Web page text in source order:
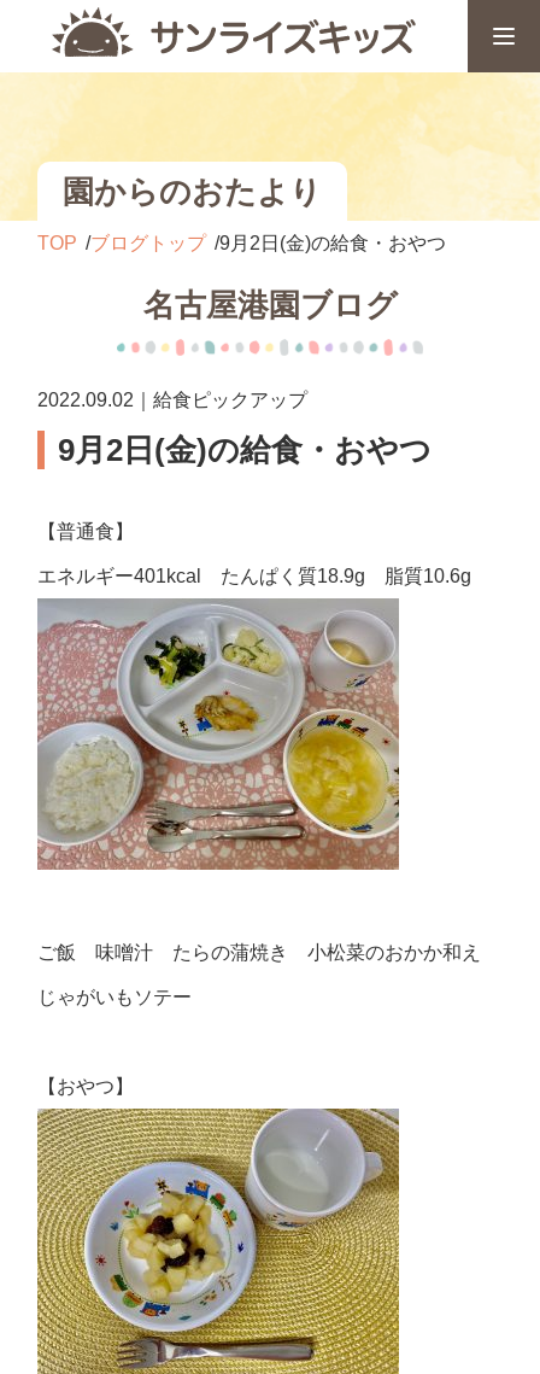
園からのおたより
TOP ブログトップ 9月2日(金)の給食・おやつ
名古屋港園ブログ
2022.09.02｜給食ピックアップ
9月2日(金)の給食・おやつ
【普通食】
エネルギー401kcal たんぱく質18.9g 脂質10.6g
ご飯 味噌汁 たらの蒲焼き 小松菜のおかか和え
じゃがいもソテー
【おやつ】